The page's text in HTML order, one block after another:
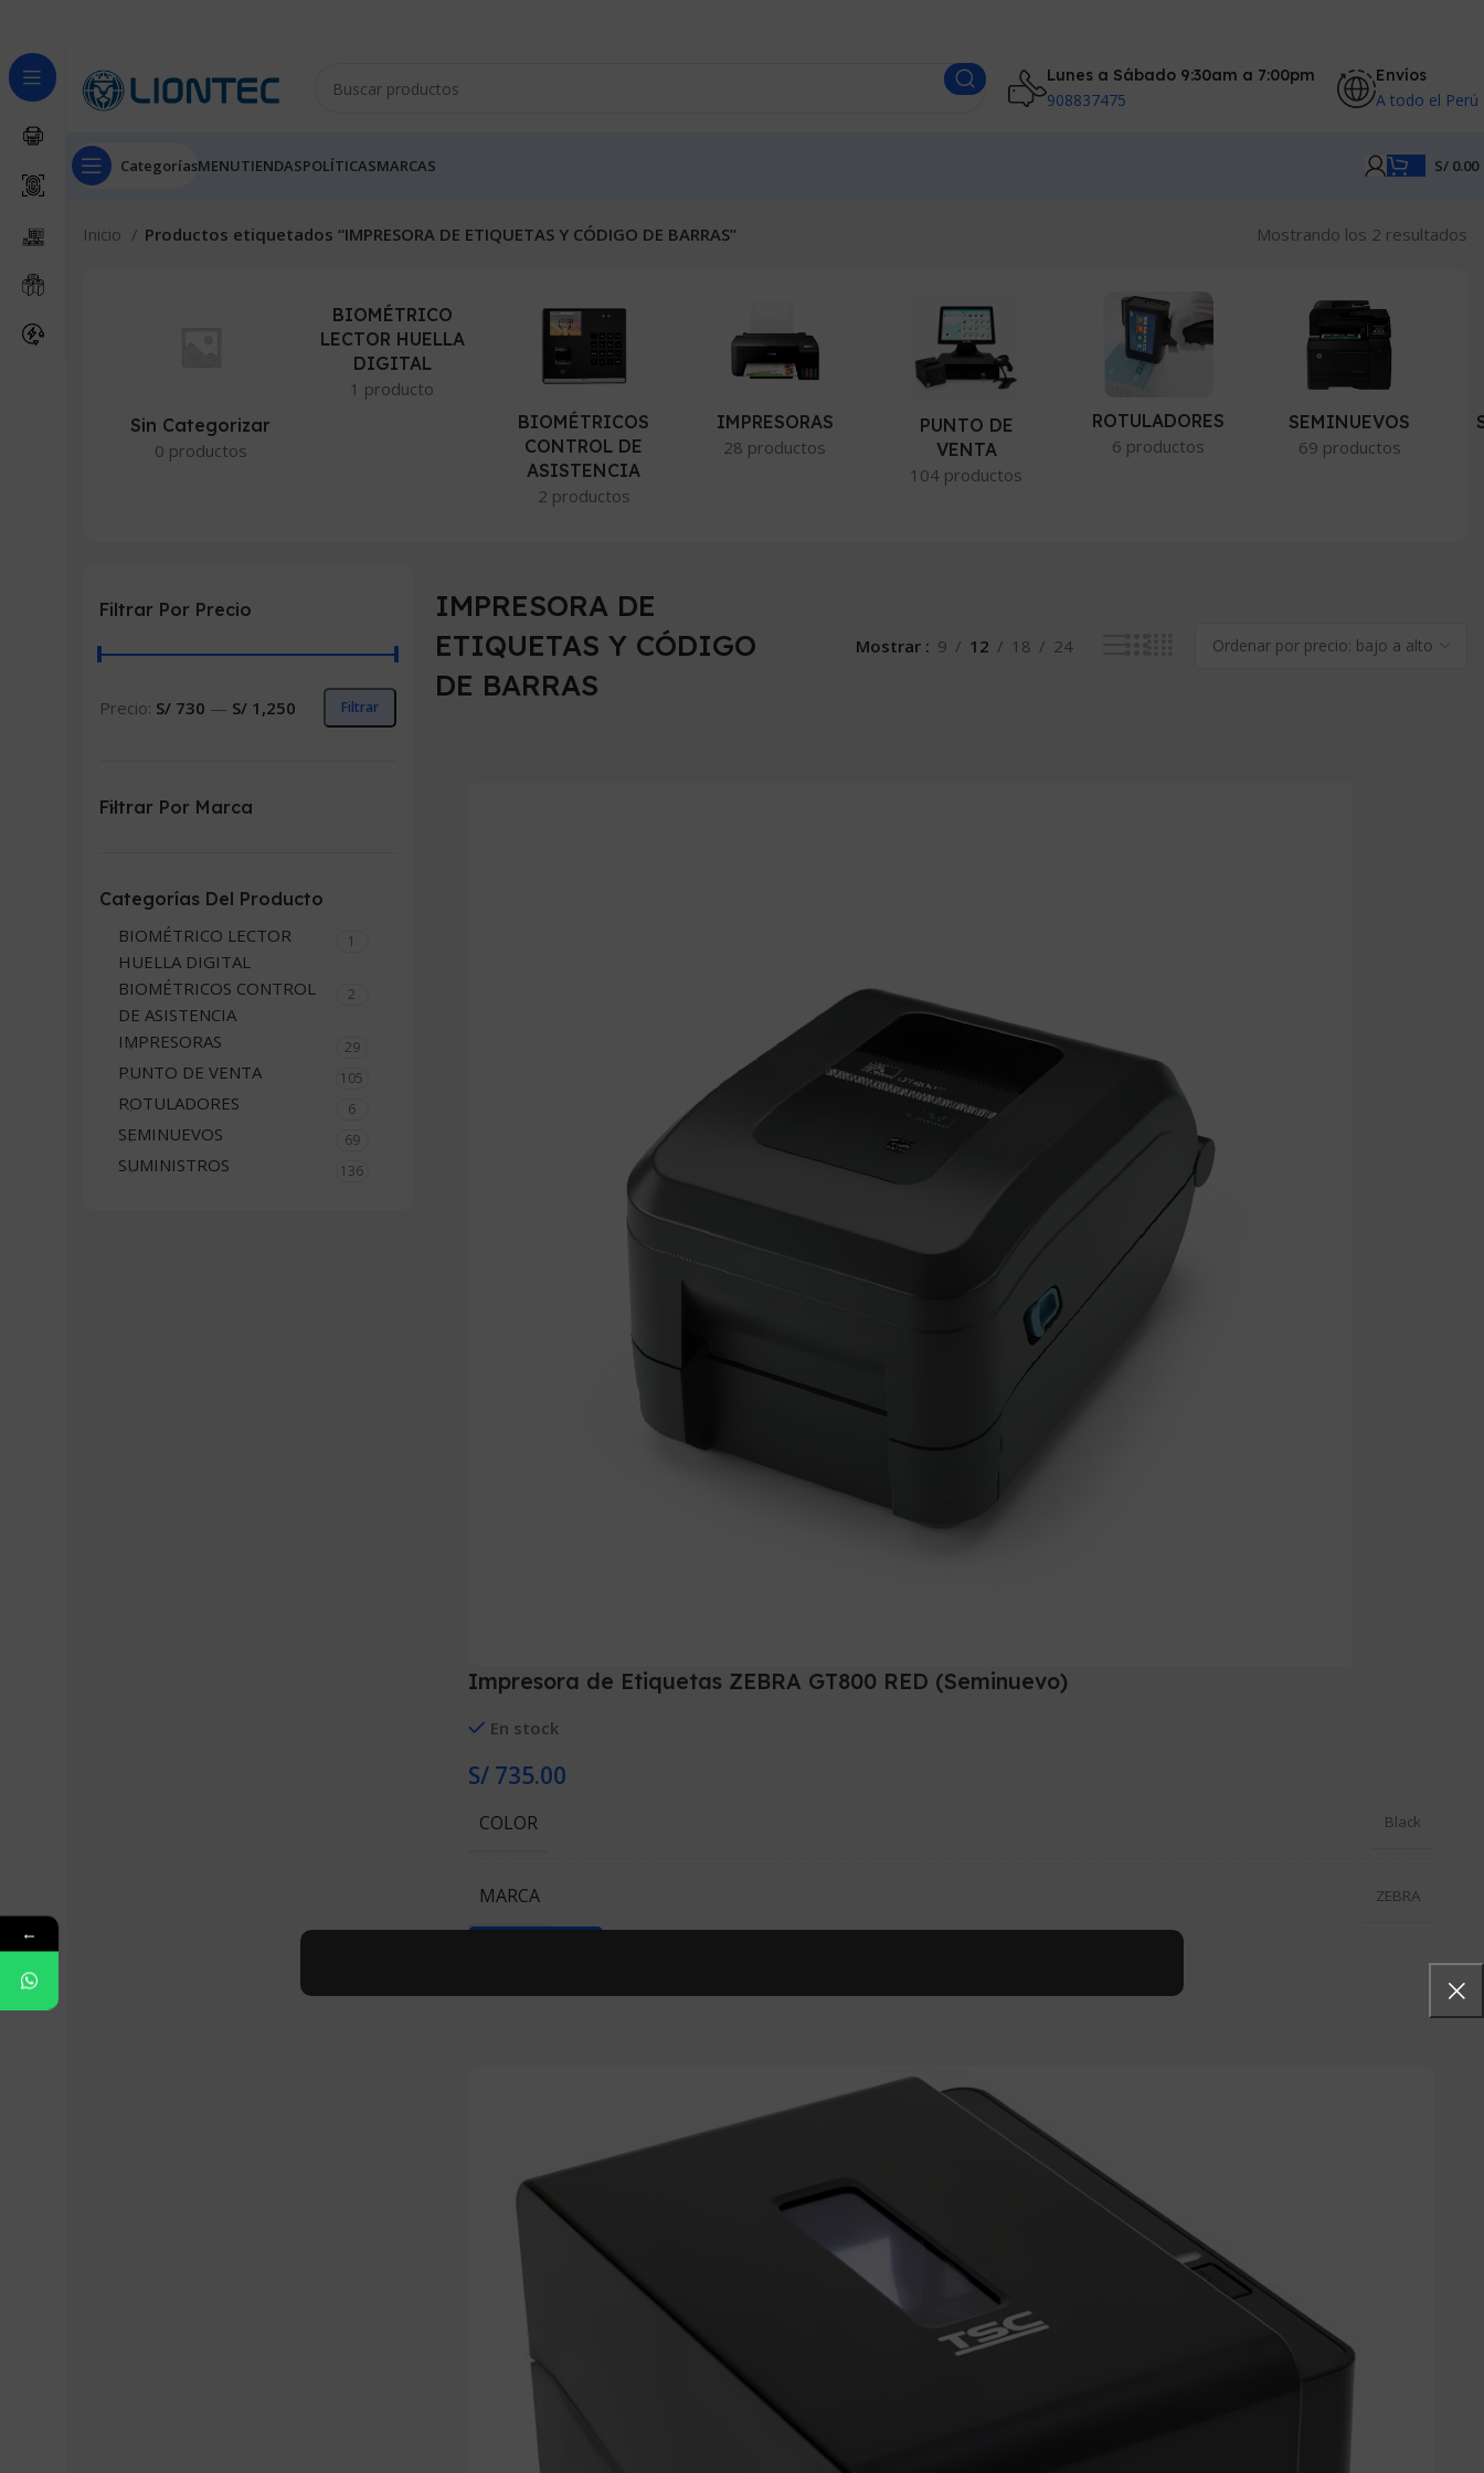
Lunes a Sábado 9:30am a 7:00pm
908837475
Envíos
A todo el Perú
CategoríasMENUTIENDASPOLÍTICASMARCAS S/ 0.00
Inicio Productos etiquetados “IMPRESORA DE ETIQUETAS Y CÓDIGO DE BARRAS” Mostrando los 2 resultados
Sin Categorizar
0 productos
BIOMÉTRICO
LECTOR HUELLA
DIGITAL
1 producto
BIOMÉTRICOS
CONTROL DE
ASISTENCIA
2 productos
IMPRESORAS
28 productos
PUNTO DE
VENTA
104 productos
ROTULADORES
6 productos
SEMINUEVOS
69 productos
Filtrar Por Precio
Precio
Precio
Filtrar
Precio: S/ 730 — S/ 1,250
Filtrar Por Marca
Categorías Del Producto
BIOMÉTRICO LECTOR
HUELLA DIGITAL
1
BIOMÉTRICOS CONTROL
DE ASISTENCIA
2
IMPRESORAS 29
PUNTO DE VENTA 105
ROTULADORES 6
SEMINUEVOS 69
SUMINISTROS 136
IMPRESORA DE
ETIQUETAS Y CÓDIGO
DE BARRAS
Mostrar 9 12 18 24
Impresora de Etiquetas ZEBRA GT800 RED (Seminuevo)
En stock
S/735.00
COLOR Black
MARCA ZEBRA
←